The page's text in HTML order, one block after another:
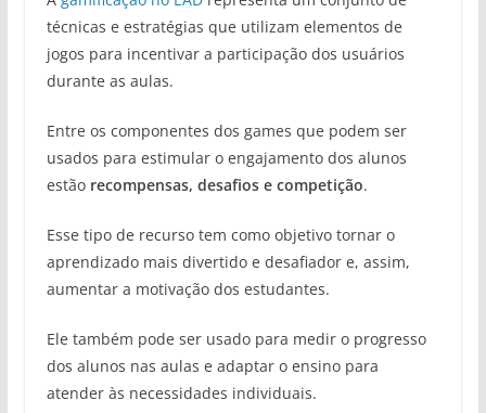
técnicas e estratégias que utilizam elementos de
jogos para incentivar a participação dos usuários
durante as aulas.
Entre os componentes dos games que podem ser
usados para estimular o engajamento dos alunos
estão recompensas, desafios e competição.
Esse tipo de recurso tem como objetivo tornar o
aprendizado mais divertido e desafiador e, assim,
aumentar a motivação dos estudantes.
Ele também pode ser usado para medir o progresso
dos alunos nas aulas e adaptar o ensino para
atender às necessidades individuais.